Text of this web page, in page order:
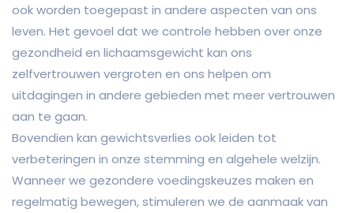
ook worden toegepast in andere aspecten van ons
leven. Het gevoel dat we controle hebben over onze
gezondheid en lichaamsgewicht kan ons
zelfvertrouwen vergroten en ons helpen om
uitdagingen in andere gebieden met meer vertrouwen
aan te gaan.
Bovendien kan gewichtsverlies ook leiden tot
verbeteringen in onze stemming en algehele welzijn.
Wanneer we gezondere voedingskeuzes maken en
regelmatig bewegen, stimuleren we de aanmaak van